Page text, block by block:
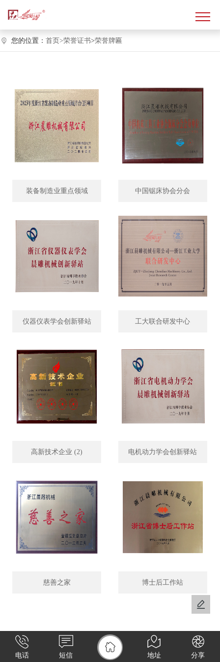
您的位置：首页>荣誉证书>荣誉牌匾
装备制造业重点领域 中国锯床协会分会
仪器仪表学会创新驿站 工大联合研发中心
高新技术企业 (2) 电机动力学会创新驿站
慈善之家 博士后工作站
电话 短信 地址 分享